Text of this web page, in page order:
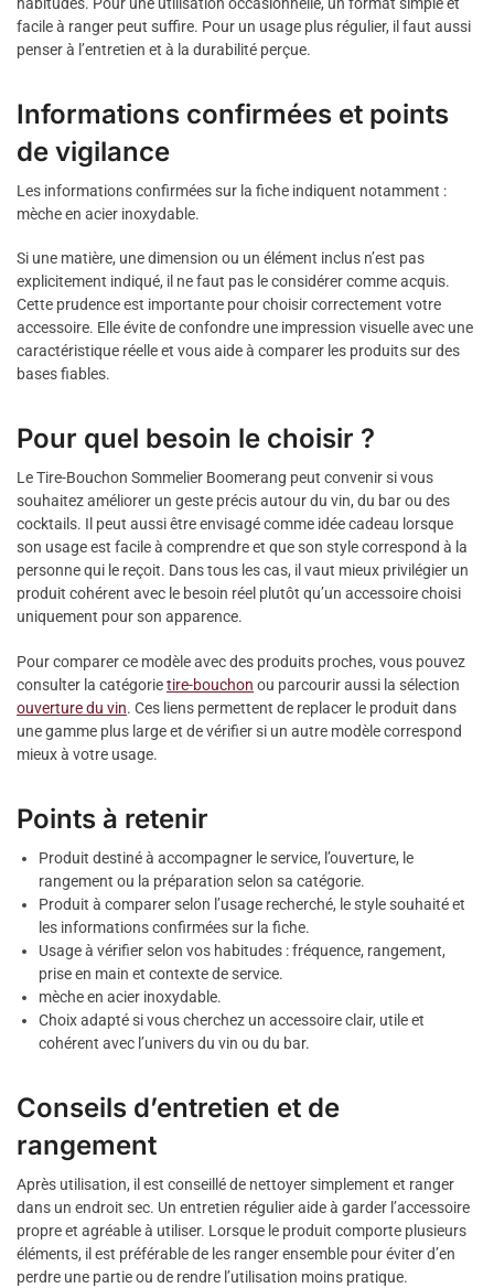
facile à ranger peut suffire. Pour un usage plus régulier, il faut aussi
penser à l’entretien et à la durabilité perçue.
Informations confirmées et points
de vigilance
Les informations confirmées sur la fiche indiquent notamment :
mèche en acier inoxydable.
Si une matière, une dimension ou un élément inclus n’est pas
explicitement indiqué, il ne faut pas le considérer comme acquis.
Cette prudence est importante pour choisir correctement votre
accessoire. Elle évite de confondre une impression visuelle avec une
caractéristique réelle et vous aide à comparer les produits sur des
bases fiables.
Pour quel besoin le choisir ?
Le Tire-Bouchon Sommelier Boomerang peut convenir si vous
souhaitez améliorer un geste précis autour du vin, du bar ou des
cocktails. Il peut aussi être envisagé comme idée cadeau lorsque
son usage est facile à comprendre et que son style correspond à la
personne qui le reçoit. Dans tous les cas, il vaut mieux privilégier un
produit cohérent avec le besoin réel plutôt qu’un accessoire choisi
uniquement pour son apparence.
Pour comparer ce modèle avec des produits proches, vous pouvez
consulter la catégorietire-bouchon ou parcourir aussi la sélection
ouverture du vin. Ces liens permettent de replacer le produit dans
une gamme plus large et de vérifier si un autre modèle correspond
mieux à votre usage.
Points à retenir
Produit destiné à accompagner le service, l’ouverture, le
rangement ou la préparation selon sa catégorie.
Produit à comparer selon l’usage recherché, le style souhaité et
les informations confirmées sur la fiche.
Usage à vérifier selon vos habitudes : fréquence, rangement,
prise en main et contexte de service.
mèche en acier inoxydable.
Choix adapté si vous cherchez un accessoire clair, utile et
cohérent avec l’univers du vin ou du bar.
Conseils d’entretien et de
rangement
Après utilisation, il est conseillé de nettoyer simplement et ranger
dans un endroit sec. Un entretien régulier aide à garder l’accessoire
propre et agréable à utiliser. Lorsque le produit comporte plusieurs
éléments, il est préférable de les ranger ensemble pour éviter d’en
perdre une partie ou de rendre l’utilisation moins pratique.